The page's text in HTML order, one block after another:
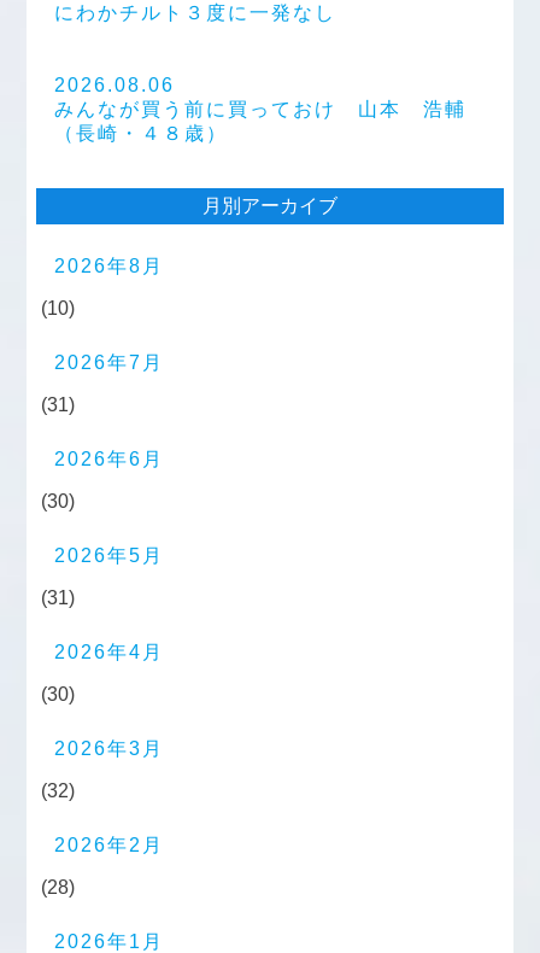
にわかチルト３度に一発なし
2026.08.06
みんなが買う前に買っておけ 山本 浩輔
（長崎・４８歳）
月別アーカイブ
2026年8月
(10)
2026年7月
(31)
2026年6月
(30)
2026年5月
(31)
2026年4月
(30)
2026年3月
(32)
2026年2月
(28)
2026年1月